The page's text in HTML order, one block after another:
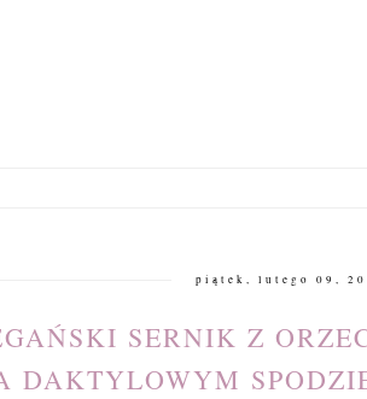
piątek, lutego 09,
SERNIK Z
DAKTYLOWYM